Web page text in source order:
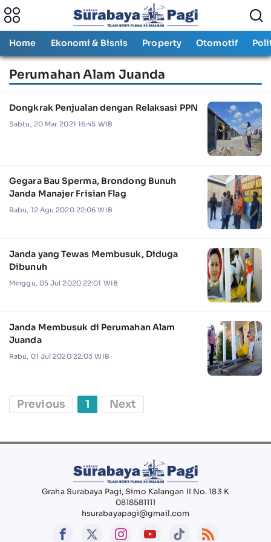
Home Ekonomi & Bisnis Property Otomotif
Perumahan Alam Juanda
Dongkrak Penjualan dengan Relaksasi PPN
Sabtu, 20 Mar 2021 16:45 WIB
Gegara Bau Sperma, Brondong Bunuh
Janda Manajer Frisian Flag
Rabu, 12 Agu 2020 22:06 WIB
Janda yang Tewas Membusuk, Diduga
Dibunuh
Minggu, 05 Jul 2020 22:01 WIB
Janda Membusuk di Perumahan Alam
Juanda
Rabu, 01 Jul 2020 22:03 WIB
Previous 1 Next
Graha Surabaya Pagi, Simo Kalangan II No. 183 K
0818581111
hsurabayapagi@gmail.com